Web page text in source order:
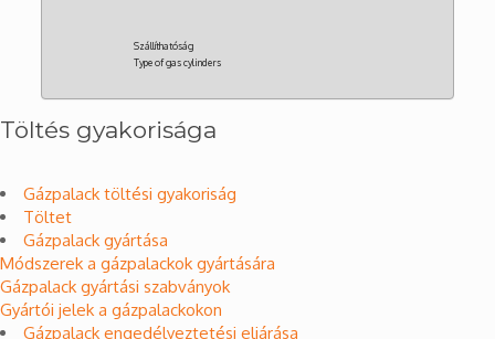
Szállíthatóság
Type of gas cylinders
Töltés gyakorisága
Gázpalack töltési gyakoriság
Töltet
Gázpalack gyártása
Módszerek a gázpalackok gyártására
Gázpalack gyártási szabványok
Gyártói jelek a gázpalackokon
Gázpalack engedélyeztetési eljárása